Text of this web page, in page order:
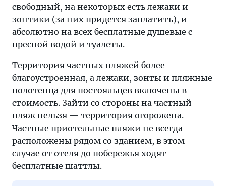
свободный, на некоторых есть лежаки и
зонтики (за них придется заплатить), и
абсолютно на всех бесплатные душевые с
пресной водой и туалеты.
Территория частных пляжей более
благоустроенная, а лежаки, зонты и пляжные
полотенца для постояльцев включены в
стоимость. Зайти со стороны на частный
пляж нельзя — территория огорожена.
Частные приотельные пляжи не всегда
расположены рядом со зданием, в этом
случае от отеля до побережья ходят
бесплатные шаттлы.